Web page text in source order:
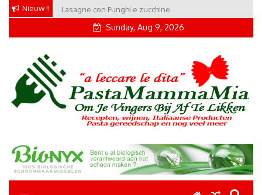
Skip
Nieuw !! Lasagne con Funghi e zucchine
Sunday, Aug 9, 2026
Pastamammamia
Pastarecepten om je vingers bij af te likken